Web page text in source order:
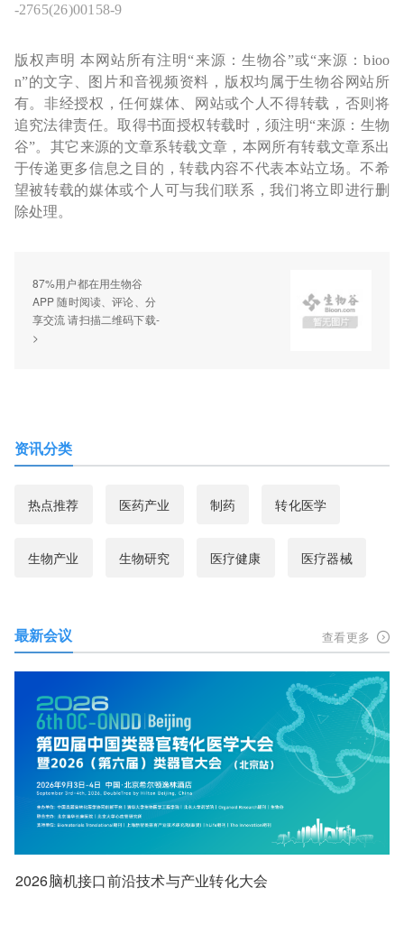
-2765(26)00158-9
版权声明 本网站所有注明“来源：生物谷”或“来源：bioo
n”的文字、图片和音视频资料，版权均属于生物谷网站所
有。非经授权，任何媒体、网站或个人不得转载，否则将
追究法律责任。取得书面授权转载时，须注明“来源：生物
谷”。其它来源的文章系转载文章，本网所有转载文章系出
于传递更多信息之目的，转载内容不代表本站立场。不希
望被转载的媒体或个人可与我们联系，我们将立即进行删
除处理。
87%用户都在用生物谷
APP 随时阅读、评论、分
享交流 请扫描二维码下载-
>
资讯分类
热点推荐 医药产业 制药 转化医学
生物产业 生物研究 医疗健康 医疗器械
最新会议 查看更多
2026脑机接口前沿技术与产业转化大会